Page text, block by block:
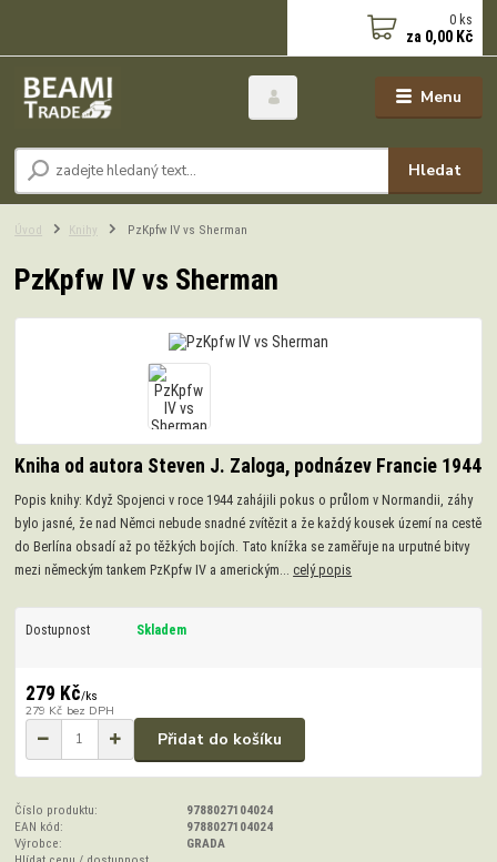
Menu
Hledat
0 ks
za 0,00 Kč
Úvod Knihy PzKpfw IV vs Sherman
PzKpfw IV vs Sherman
Kniha od autora Steven J. Zaloga, podnázev Francie 1944
Popis knihy: Když Spojenci v roce 1944 zahájili pokus o průlom v Normandii, záhy
bylo jasné, že nad Němci nebude snadné zvítězit a že každý kousek území na cestě
do Berlína obsadí až po těžkých bojích. Tato knížka se zaměřuje na urputné bitvy
mezi německým tankem PzKpfw IV a americkým... celý popis
Dostupnost Skladem
279 Kč/ks
279 Kč bez DPH
Přidat do košíku
Číslo produktu:
9788027104024
EAN kód:
9788027104024
Výrobce:
GRADA